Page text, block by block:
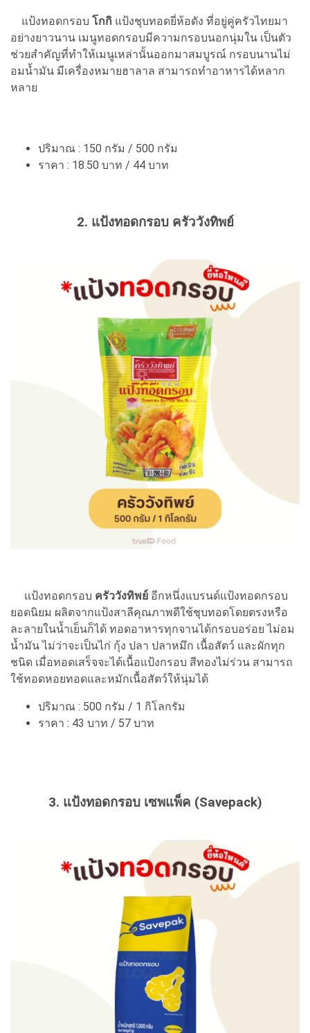
แป้งทอดกรอบ โกกิ แป้งชุบทอดยี่ห้อดัง ที่อยู่คู่ครัวไทยมา
อย่างยาวนาน เมนูทอดกรอบมีความกรอบนอกนุ่มใน เป็นตัว
ช่วยสำคัญที่ทำให้เมนูเหล่านั้นออกมาสมบูรณ์ กรอบนานไม่
อมน้ำมัน มีเครื่องหมายฮาลาล สามารถทำอาหารได้หลาก
หลาย
ปริมาณ : 150 กรัม / 500 กรัม
ราคา : 18.50 บาท / 44 บาท
2. แป้งทอดกรอบ ครัววังทิพย์
แป้งทอดกรอบ ครัววังทิพย์ อีกหนึ่งแบรนด์แป้งทอดกรอบ
ยอดนิยม ผลิตจากแป้งสาลีคุณภาพดีใช้ชุบทอดโดยตรงหรือ
ละลายในน้ำเย็นก็ได้ ทอดอาหารทุกจานได้กรอบอร่อย ไม่อม
น้ำมัน ไม่ว่าจะเป็นไก่ กุ้ง ปลา ปลาหมึก เนื้อสัตว์ และผักทุก
ชนิด เมื่อทอดเสร็จจะได้เนื้อแป้งกรอบ สีทองไม่ร่วน สามารถ
ใช้ทอดหอยทอดและหมักเนื้อสัตว์ให้นุ่มได้
ปริมาณ : 500 กรัม / 1 กิโลกรัม
ราคา : 43 บาท / 57 บาท
3. แป้งทอดกรอบ เซพแพ็ค (Savepack)